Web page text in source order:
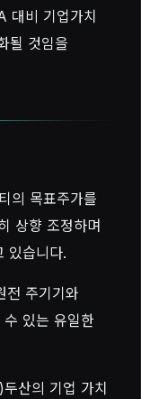
대비 기업가치
될 것임을
의 목표주가를
상향 조정하며
있습니다.
전 주기기와
있는 유일한
산의 기업 가치